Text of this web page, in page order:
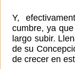
Y,
cumbre, ya
largo subir.
de su
de crecer en